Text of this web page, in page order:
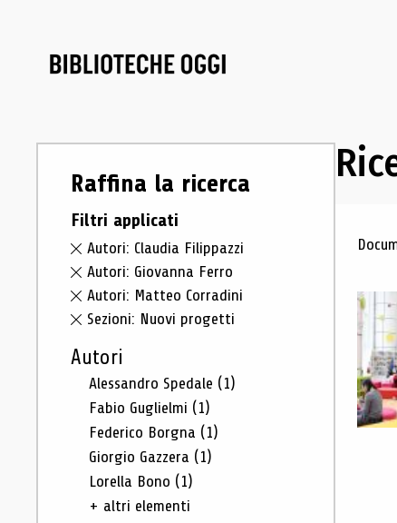
Raffina la ricerca
Filtri applicati
Autori: Claudia Filippazzi
Autori: Giovanna Ferro
Autori: Matteo Corradini
Sezioni: Nuovi progetti
Autori
Alessandro Spedale (1)
Fabio Guglielmi (1)
Federico Borgna (1)
Giorgio Gazzera (1)
Lorella Bono (1)
+ altri elementi